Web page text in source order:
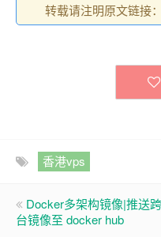
转载请注明原文链接：
香港vps
Docker多架构镜像|推送
台镜像至 docker hub